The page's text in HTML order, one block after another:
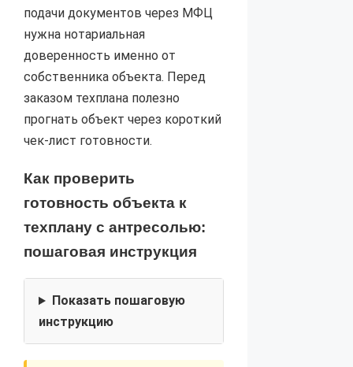
подачи документов через МФЦ
нужна нотариальная
доверенность именно от
собственника объекта. Перед
заказом техплана полезно
прогнать объект через короткий
чек-лист готовности.
Как проверить
готовность объекта к
техплану с антресолью:
пошаговая инструкция
Показать пошаговую
инструкцию